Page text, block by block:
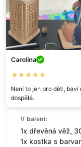
★★★★★
Pomáhá rozvíjet
soustředění.
Carolina
★★★★★
Není to jen pro děti, baví
dospělé.
V balení:
1x dřevěná věž,
1x kostka s